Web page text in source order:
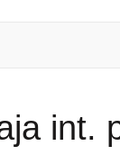
int.